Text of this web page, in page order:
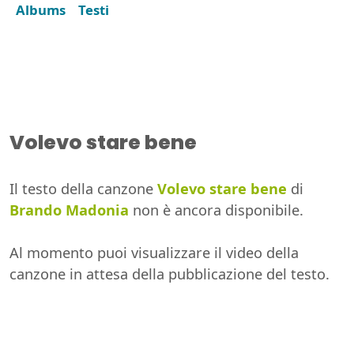
Albums Testi
Volevo stare bene
Il testo della canzone Volevo stare bene di
Brando Madonia non è ancora disponibile.
Al momento puoi visualizzare il video della
canzone in attesa della pubblicazione del testo.